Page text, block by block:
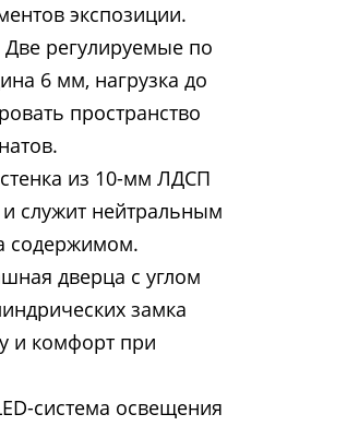
экспозиции.
Две регулируемые по
6 мм, нагрузка до
пространство
из 10-мм ЛДСП
и служит нейтральным
содержимом.
дверца с углом
замка
и комфорт при
система освещения